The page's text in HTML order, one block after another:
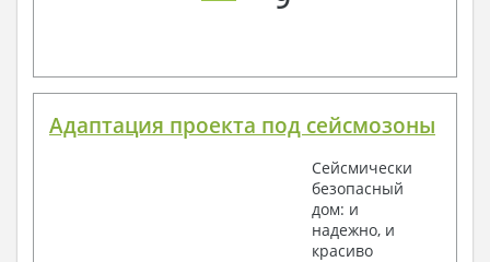
Адаптация проекта под сейсмозоны
Сейсмически
безопасный
дом: и
надежно, и
красиво